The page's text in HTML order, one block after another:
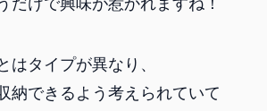
はタイプが異なり、
納できるよう考えられていて